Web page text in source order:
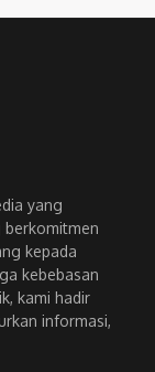
yang
berkomitmen
kepada
kebebasan
kami hadir
informasi,